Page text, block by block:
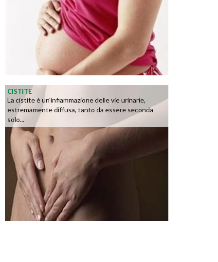
CISTITE
La cistite è un'infiammazione delle vie urinarie,
estremamente diffusa, tanto da essere seconda
solo...